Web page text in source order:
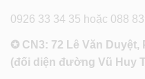
0926 33 34 35 hoặc 088
✪ CN3: 72 Lê Văn
(đối diện đường Vũ Huy